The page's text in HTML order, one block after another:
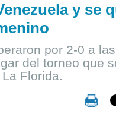
y se
por 2-0 a
del torneo que
Florida.